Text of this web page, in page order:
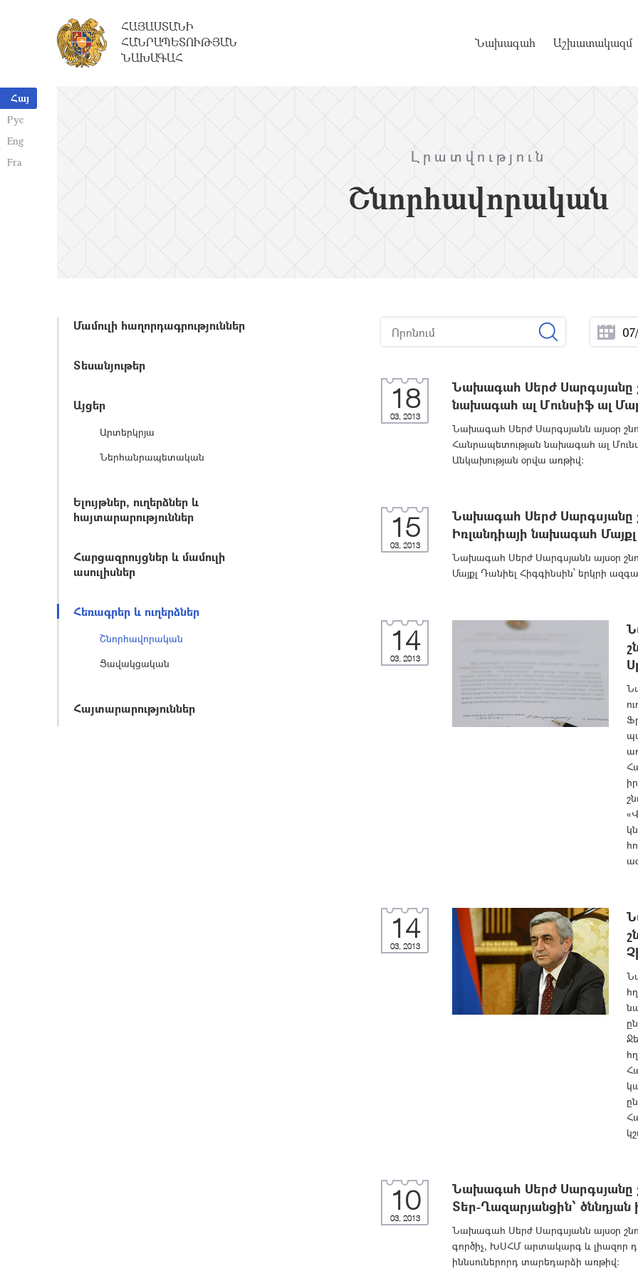
Հայ
Рус
Eng
Fra
ՀԱՅԱՍՏԱՆԻ
ՀԱՆՐԱՊԵՏՈՒԹՅԱՆ
ՆԱԽԱԳԱՀ
Նախագահ Աշխատակազմ
Լրատվություն
Շնորհավորական
Մամուլի հաղորդագրություններ
Տեսանյութեր
Այցեր
Արտերկրյա
Ներհանրապետական
Ելույթներ, ուղերձներ և
հայտարարություններ
Հարցազրույցներ և մամուլի
ասուլիսներ
Հեռագրեր և ուղերձներ
Շնորհավորական
Ցավակցական
Հայտարարություններ
18
03, 2013
Նախագահ Սերժ Սարգսյանը
նախագահ ալ Մունսիֆ ալ
Նախագահ Սերժ Սարգսյանն այսօր
Հանրապետության նախագահ ալ
Անկախության օրվա առթիվ:
15
03, 2013
Նախագահ Սերժ Սարգսյանը
Իռլանդիայի նախագահ
Նախագահ Սերժ Սարգսյանն այսօր
Մայքլ Դանիել Հիգգինսին՝ երկրի
14
03, 2013
14
03, 2013
10
03, 2013
Նախագահ Սերժ Սարգսյանը
Տեր-Ղազարյանցին՝
Նախագահ Սերժ Սարգսյանն այսօր
գործիչ, ԽՍՀՄ արտակարգ և լիազոր
իննսուներորդ տարեդարձի առթիվ: